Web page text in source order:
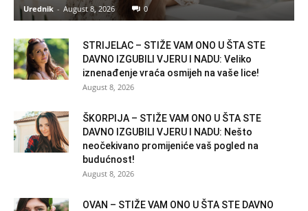
Urednik - August 8, 2026 0
STRIJELAC – STIŽE VAM ONO U ŠTA STE
DAVNO IZGUBILI VJERU I NADU: Veliko
iznenađenje vraća osmijeh na vaše lice!
August 8, 2026
ŠKORPIJA – STIŽE VAM ONO U ŠTA STE
DAVNO IZGUBILI VJERU I NADU: Nešto
neočekivano promijeniće vaš pogled na
budućnost!
August 8, 2026
OVAN – STIŽE VAM ONO U ŠTA STE DAVNO